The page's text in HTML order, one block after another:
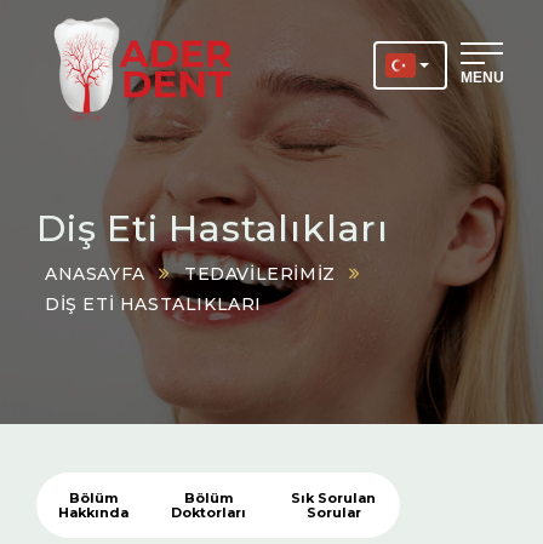
MENU
Diş Eti Hastalıkları
ANASAYFA
TEDAVILERIMIZ
DIŞ ETI HASTALIKLARI
Bölüm
Hakkında
Bölüm
Doktorları
Sık Sorulan
Sorular